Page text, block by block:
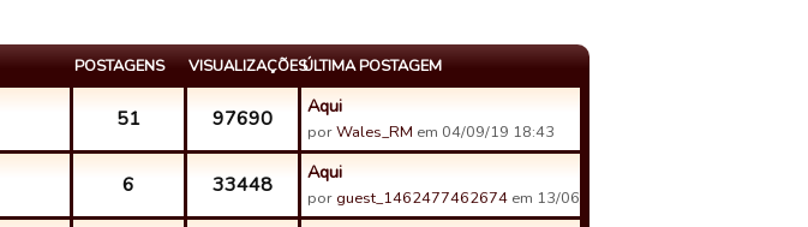
POSTAGENS VISUALIZAÇÕESÚLTIMA POSTAGEM
51 97690 Aqui
porWales_RM em 04/09/19 18:43
6 33448 Aqui
por guest_1462477462674 em 13/06/19 22:16